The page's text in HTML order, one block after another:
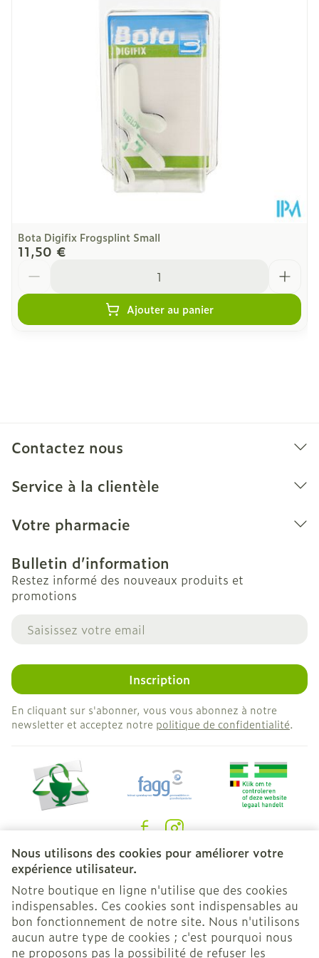
Nous utilisons des cookies pour améliorer votre
expérience utilisateur.
Notre boutique en ligne n'utilise que des cookies
indispensables. Ces cookies sont indispensables au
bon fonctionnement de notre site. Nous n'utilisons
aucun autre type de cookies ; c'est pourquoi nous
ne proposons pas la possibilité de refuser les
Stuk
25°C)
Bota Digifix Frogsplint Small
11,50 €
Ajouter au panier
Contactez nous
Service à la clientèle
Votre pharmacie
Bulletin d’information
Restez informé des nouveaux produits et
promotions
Adresse mail
Inscription
En cliquant sur s'abonner, vous vous abonnez à notre
newsletter et acceptez notre politique de confidentialité.
Liens légaux